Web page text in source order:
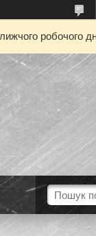
робочого